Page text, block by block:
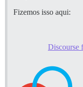
Fizemos isso aqui:
Discourse